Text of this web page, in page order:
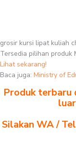
grosir kursi lipat kuliah
Tersedia pilihan produk
Lihat sekarang!
Baca juga: Ministry of
Produk terbaru
Silakan WA /